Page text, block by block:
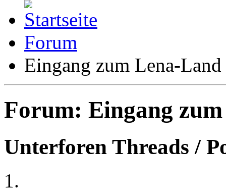
Forum
Eingang zum Lena-Land
Forum: Eingang
Unterforen Threads /